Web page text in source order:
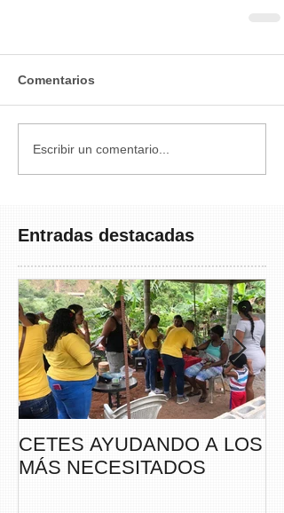
Comentarios
Escribir un comentario...
Entradas destacadas
CETES AYUDANDO A LOS
MÁS NECESITADOS